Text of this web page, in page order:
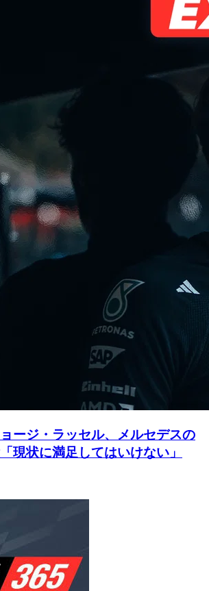
ョージ・ラッセル、メルセデスの
現状に満足してはいけない」